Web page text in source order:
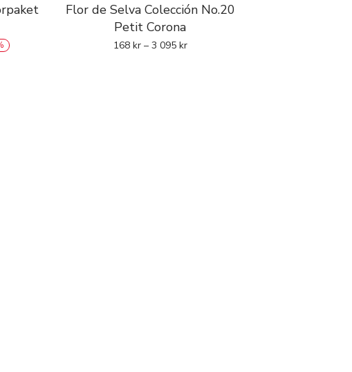
Flor de Selva Colección No.20
Petit Corona
168 kr – 3 095 kr